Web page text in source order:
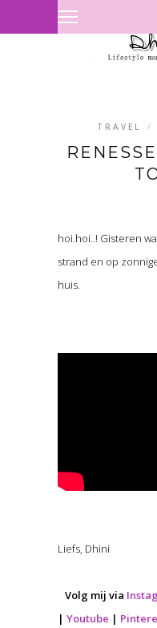
TRAVEL /
hoi.hoi..! Gisteren
strand en op
huis.
Liefs, Dhini
Volg mij via
| Youtube |